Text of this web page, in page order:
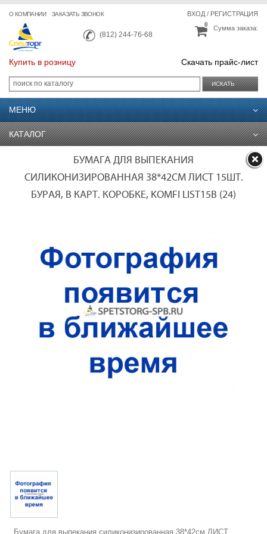
О КОМПАНИИ ЗАКАЗАТЬ ЗВОНОК
(812) 244-76-68
ВХОД/ РЕГИСТРАЦИЯ
Сумма заказа:
0
Купить в розницу Скачать прайс-лист
ИСКАТЬ
МЕНЮ
КАТАЛОГ
БУМАГА ДЛЯ ВЫПЕКАНИЯ
СИЛИКОНИЗИРОВАННАЯ 38*42СМ ЛИСТ 15ШТ.
БУРАЯ, В КАРТ. КОРОБКЕ, KOMFI LIST15B (24)
Бумага для выпекания силиконизированная 38*42см ЛИСТ